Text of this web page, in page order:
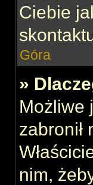
Ciebie
Góra
»
Możliwe
zabronił
nim,